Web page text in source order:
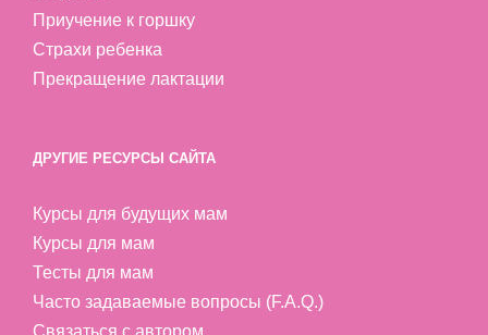
Приучение к горшку
Страхи ребенка
Прекращение лактации
ДРУГИЕ РЕСУРСЫ САЙТА
Курсы для будущих мам
Курсы для мам
Тесты для мам
Часто задаваемые вопросы (F.A.Q.)